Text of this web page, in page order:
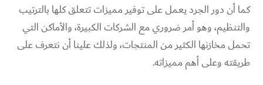
كما أن دور الجرد يعمل على توفير مميزات تتعلق كلها بالترتيب
والتنظيم، وهو أمر ضروري مع الشركات الكبيرة، والأماكن التي
تحمل مخازنها الكثير من المنتجات، ولذلك علينا أن نتعرف على
طريقته وعلى أهم مميزاته.